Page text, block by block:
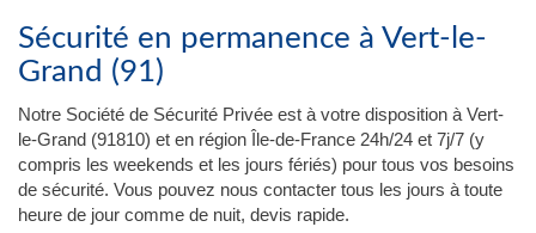
Sécurité en permanence à Vert-le-
Grand (91)
Notre Société de Sécurité Privée est à votre disposition à Vert-
le-Grand (91810) et en région Île-de-France 24h/24 et 7j/7 (y
compris les weekends et les jours fériés) pour tous vos besoins
de sécurité. Vous pouvez nous contacter tous les jours à toute
heure de jour comme de nuit, devis rapide.